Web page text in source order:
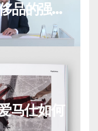
品的强烈
马仕如何